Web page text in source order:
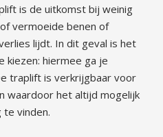
is de uitkomst bij weinig
vermoeide benen of
lijdt. In dit geval is het
kiezen: hiermee ga je
traplift is verkrijgbaar voor
waardoor het altijd mogelijk
te vinden.